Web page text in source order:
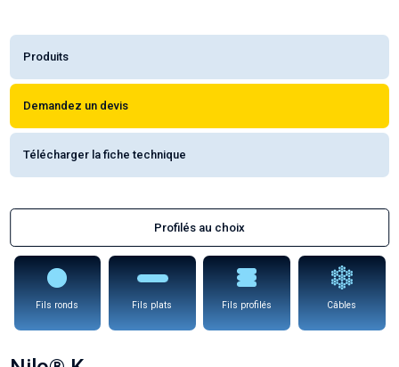
Produits
Demandez un devis
Télécharger la fiche technique
Profilés au choix
Fils ronds Fils plats Fils profilés Câbles